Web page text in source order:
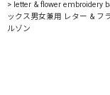
> letter & flower embroidery
ックス男女兼用 レター & フ
ルゾン